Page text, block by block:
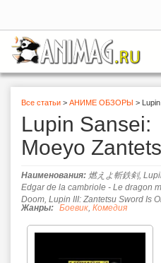
основному
содержанию
Вы
здесь
Все статьи > АНИМЕ ОБЗОРЫ >
Lupin Sansei:
Moeyo
Наименования: 燃えよ斬鉄剣,
Edgar de la cambriole - Le dragon
Doom, Lupin III: Zantetsu Sword Is
Жанры: Боевик, Комедия